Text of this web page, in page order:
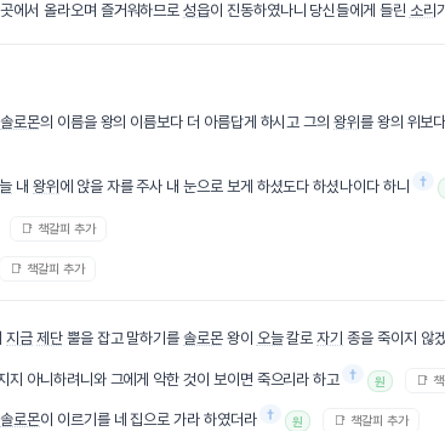
에서 올라오며 즐거워하므로성읍이 진동하였나니 당신들에게 들린 소리
솔로몬의 이름을 왕의 이름보다 더 아름답게 하시고 그의왕위 를 왕의 위보
내왕위 에 앉을 자를 주사 내 눈으로 보게 하셨도다 하셨나이다 하니 †
📑 책갈피 추가
📑 책갈피 추가
지금 제단뿔을 잡고 말하기를솔로몬왕이 오늘칼로자기 종을 죽이지 않
지 아니하려니와 그에게 악한 것이 보이면 죽으리라 하고 † 원 📑
솔로몬이 이르기를 네 집으로 가라 하였더라 † 원 📑 책갈피 추가